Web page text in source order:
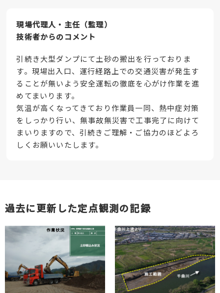
現場代理人・主任（監理）
技術者からのコメント
引続き大型ダンプにて土砂の搬出を行っておりま
す。現場出入口、運行経路上での交通災害が発生す
ることが無いよう安全運転の徹底を心がけ作業を進
めてまいります。
気温が高くなってきており作業員一同、熱中症対策
をしっかり行い、無事故無災害で工事完了に向けて
まいりますので、引続きご理解・ご協力のほどよろ
しくお願いいたします。
過去に更新した定点観測の記録